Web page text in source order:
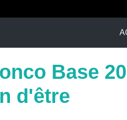
Base
d'être